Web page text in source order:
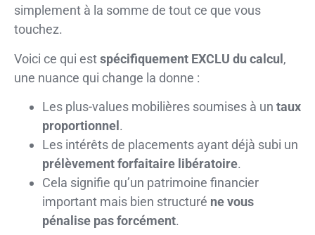
simplement à la somme de tout ce que vous
touchez.
Voici ce qui estspécifiquement EXCLU du calcul,
une nuance qui change la donne :
Les plus-values mobilières soumises à un taux
proportionnel .
Les intérêts de placements ayant déjà subi un
prélèvement forfaitaire libératoire.
Cela signifie qu’un patrimoine financier
important mais bien structuré ne vous
pénalise pas forcément.